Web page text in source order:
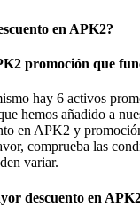
en APK2?
promoción que
hay 6 activos
hemos añadido a
en APK2 y
comprueba las
variar.
descuento en